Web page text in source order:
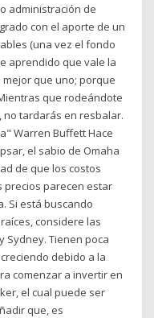
administración de
con el aporte de un
(una vez el fondo
aprendido que vale la
que uno; porque
que rodeándote
tardarás en resbalar.
Warren Buffett Hace
el sabio de Omaha
de que los costos
precios parecen estar
Si está buscando
considere las
Sydney. Tienen poca
debido a la
comenzar a invertir en
el cual puede ser
que, es